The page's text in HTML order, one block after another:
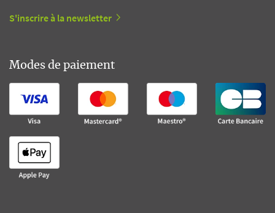
S'inscrire à la newsletter
Modes de paiement